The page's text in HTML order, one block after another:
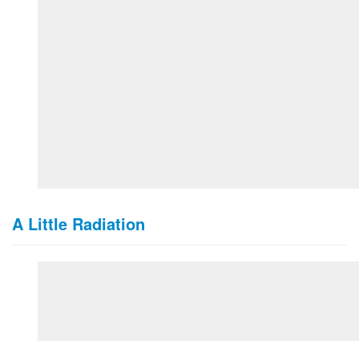
A Little Radiation